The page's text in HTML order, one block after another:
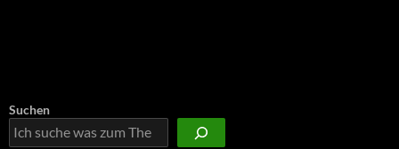
Suchen